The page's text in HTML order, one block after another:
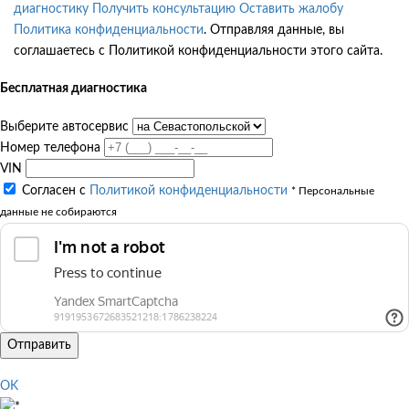
диагностику Получить консультацию Оставить жалобу
Политика конфиденциальности. Отправляя данные, вы
соглашаетесь с Политикой конфиденциальности этого сайта.
Бесплатная диагностика
Выберите автосервис
Номер телефона
VIN
Согласен с
Политикой конфиденциальности * Персональные
данные не собираются
Отправить
OK